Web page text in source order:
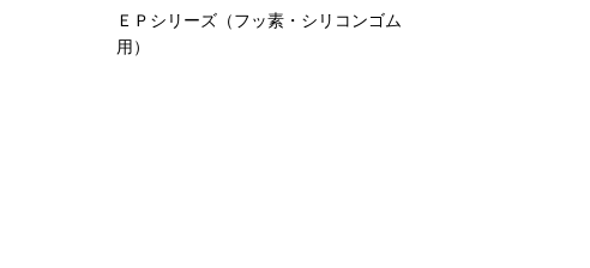
ＥＰシリーズ（フッ素・シリコンゴム
用）